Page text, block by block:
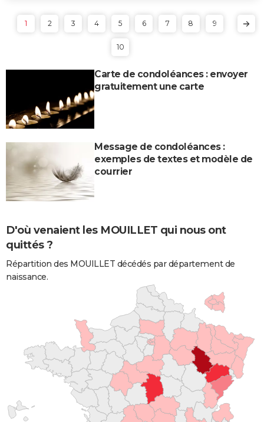
1 2 3 4 5 6 7 8 9
10
Carte de condoléances : envoyer
gratuitement une carte
Message de condoléances :
exemples de textes et modèle de
courrier
D'où venaient les MOUILLET qui nous ont
quittés ?
Répartition des MOUILLET décédés par département de
naissance.